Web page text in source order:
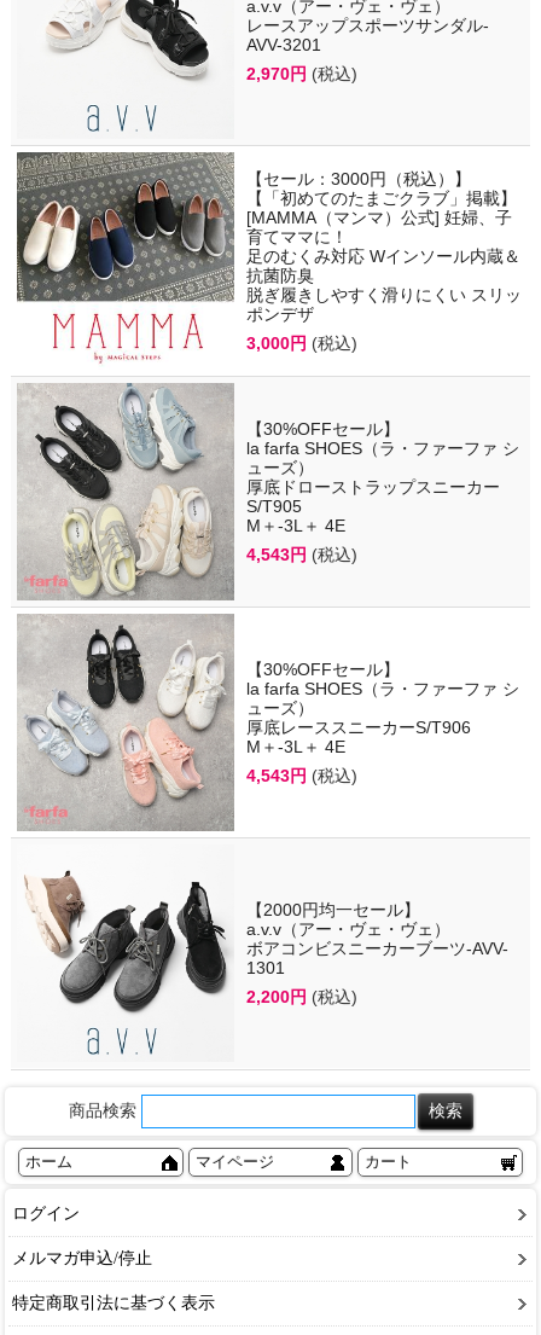
a.v.v（アー・ヴェ・ヴェ）
レースアップスポーツサンダル-
AVV-3201
2,970円 (税込)
【セール：3000円（税込）】
【「初めてのたまごクラブ」掲載】
[MAMMA（マンマ）公式] 妊婦、子
育てママに！
足のむくみ対応 Wインソール内蔵＆
抗菌防臭
脱ぎ履きしやすく滑りにくい スリッ
ポンデザ
3,000円 (税込)
【30%OFFセール】
la farfa SHOES（ラ・ファーファ シ
ューズ）
厚底ドローストラップスニーカー
S/T905
M＋-3L＋ 4E
4,543円 (税込)
【30%OFFセール】
la farfa SHOES（ラ・ファーファ シ
ューズ）
厚底レーススニーカーS/T906
M＋-3L＋ 4E
4,543円 (税込)
【2000円均一セール】
a.v.v（アー・ヴェ・ヴェ）
ボアコンビスニーカーブーツ-AVV-
1301
2,200円 (税込)
商品検索
ホーム マイページ カート
ログイン
メルマガ申込/停止
特定商取引法に基づく表示